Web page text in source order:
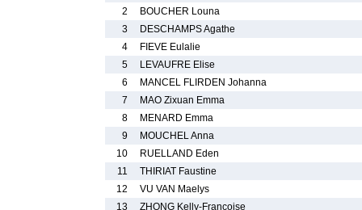
2
BOUCHER Louna
3
DESCHAMPS Agathe
4
FIEVE Eulalie
5
LEVAUFRE Elise
6
MANCEL FLIRDEN Johanna
7
MAO Zixuan Emma
8
MENARD Emma
9
MOUCHEL Anna
10
RUELLAND Eden
11
THIRIAT Faustine
12
VU VAN Maelys
13
ZHONG Kelly-Francoise